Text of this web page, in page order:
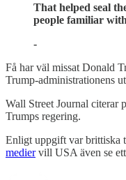
That helped seal
people familiar
-
Få har väl missat Donald
Trump-administrationens
Wall Street Journal citerar
Trumps regering.
Enligt uppgift var brittiska
mediervill USA även se